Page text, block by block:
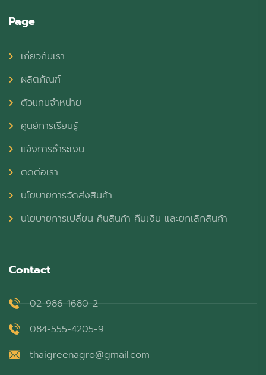
Page
เกี่ยวกับเรา
ผลิตภัณฑ์
ตัวแทนจำหน่าย
ศูนย์การเรียนรู้
แจ้งการชำระเงิน
ติดต่อเรา
นโยบายการจัดส่งสินค้า
นโยบายการเปลี่ยน คืนสินค้า คืนเงิน และยกเลิกสินค้า
Contact
02-986-1680-2
084-555-4205-9
thaigreenagro@gmail.com